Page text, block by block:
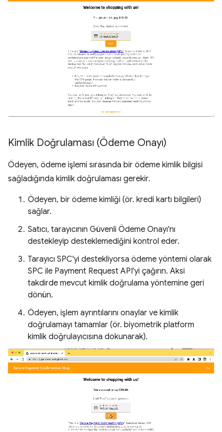
Kimlik Doğrulaması (Ödeme Onayı)
Ödeyen, ödeme işlemi sırasında bir ödeme kimlik bilgisi
sağladığında kimlik doğrulaması gerekir.
Ödeyen, bir ödeme kimliği (ör. kredi kartı bilgileri)
sağlar.
Satıcı, tarayıcının Güvenli Ödeme Onayı'nı
destekleyip desteklemediğini kontrol eder.
Tarayıcı SPC'yi destekliyorsa ödeme yöntemi olarak
SPC ile Payment Request API'yi çağırın. Aksi
takdirde mevcut kimlik doğrulama yöntemine geri
dönün.
Ödeyen, işlem ayrıntılarını onaylar ve kimlik
doğrulamayı tamamlar (ör. biyometrik platform
kimlik doğrulayıcısına dokunarak).